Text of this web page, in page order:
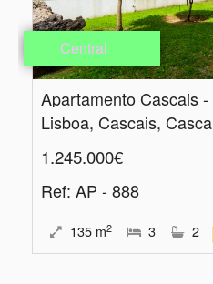
Central
Apartamento Cascais -
Lisboa, Cascais,
1.245.000€
Ref: AP - 888
135 m2 3 2